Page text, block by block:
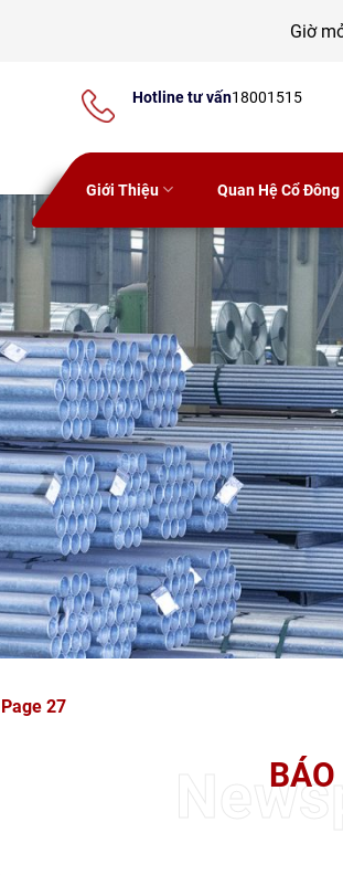
Giờ
Giới Thiệu Quan Hệ Cổ Đông
Hotline tư vấn18001515
Page 27